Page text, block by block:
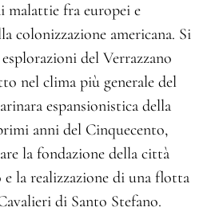
malattie fra europei e
colonizzazione americana. Si
del Verrazzano
nel clima più generale del
espansionistica della
anni del Cinquecento,
la fondazione della città
la realizzazione di una flotta
di Santo Stefano.